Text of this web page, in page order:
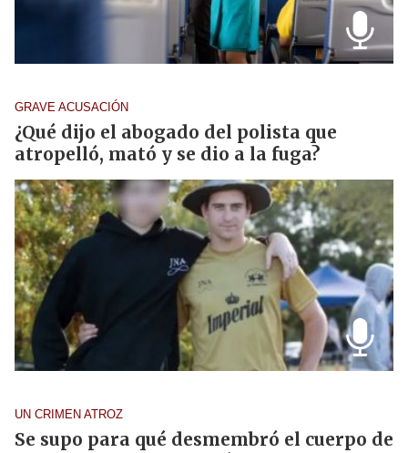
GRAVE ACUSACIÓN
¿Qué dijo el abogado del polista que
atropelló, mató y se dio a la fuga?
UN CRIMEN ATROZ
Se supo para qué desmembró el cuerpo de